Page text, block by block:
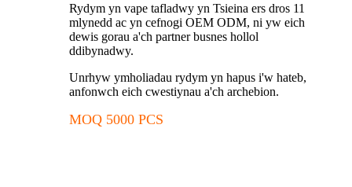
Rydym yn vape tafladwy yn Tsieina ers dros 11
mlynedd ac yn cefnogi OEM ODM, ni yw eich
dewis gorau a'ch partner busnes hollol
ddibynadwy.
Unrhyw ymholiadau rydym yn hapus i'w hateb,
anfonwch eich cwestiynau a'ch archebion.
MOQ 5000 PCS